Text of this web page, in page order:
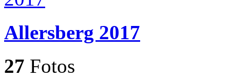
Allersberg 2017
27 Fotos